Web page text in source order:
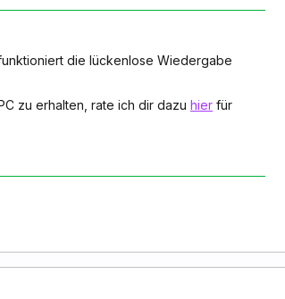
die lückenlose Wiedergabe
zu erhalten, rate ich dir dazu hier für